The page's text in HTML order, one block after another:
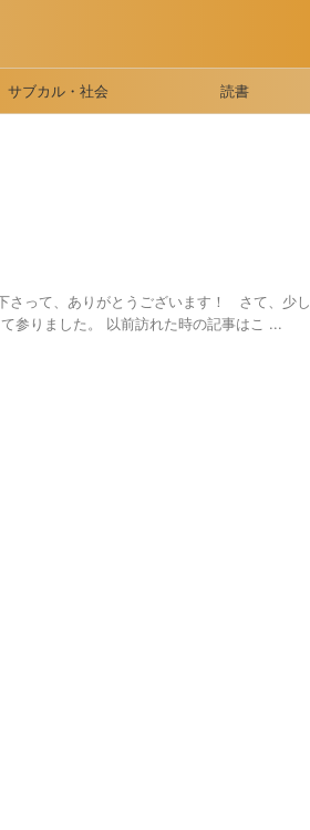
サブカル・社会 読書
さって、ありがとうございます！ さて、少し
参りました。 以前訪れた時の記事はこ ...